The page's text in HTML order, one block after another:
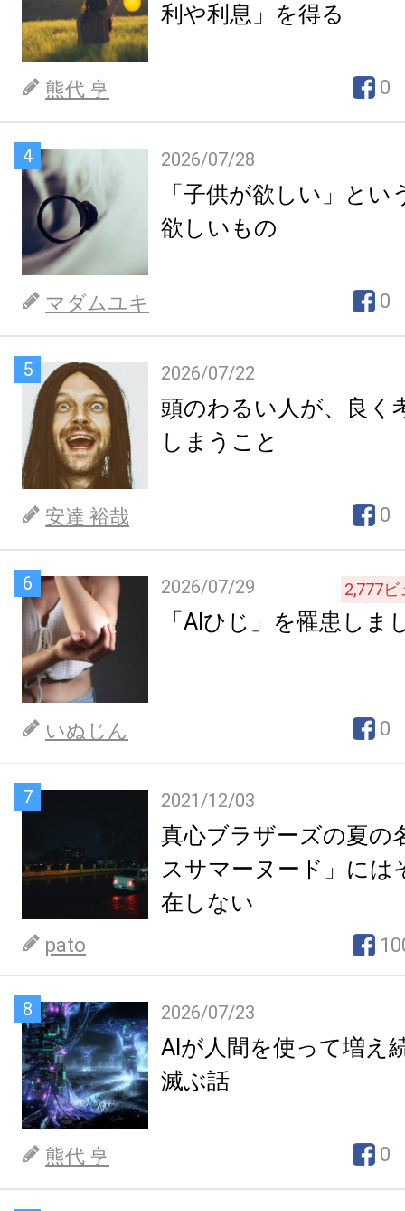
利や利息」を得る
熊代 亨 0
4 2026/07/28
「子供が欲しい」とい
欲しいもの
マダムユキ 0
5 2026/07/22
頭のわるい人が、良く
しまうこと
安達 裕哉 0
6 2026/07/29 2,777ビ
「AIひじ」を罹患しま
いぬじん 0
7 2021/12/03
真心ブラザーズの夏の
スサマーヌード」には
在しない
pato
8 2026/07/23
AIが人間を使って増え
滅ぶ話
熊代 亨 0